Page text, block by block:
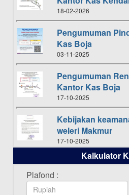
18-02-2026
Pengumuman
Kas Boja
03-11-2025
Pengumuman
Kantor Kas Boja
17-10-2025
Kebijakan
weleri Makmur
17-10-2025
Daftar Pemenang
Bulan Oktober 2025
16-10-2025
Kalkulator
Plafond :